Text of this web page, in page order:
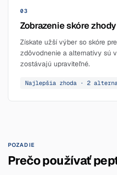
03
Zobrazenie skóre zhody
Získate užší výber so skóre
zdôvodnenie a alternatívy sú
zostávajú upraviteľné.
Najlepšia zhoda · 2
POZADIE
Prečo používať